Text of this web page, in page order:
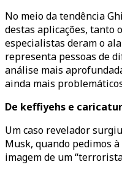
No meio da tendência
destas aplicações, tanto
especialistas deram o
representa pessoas de
análise mais
ainda mais
De keffiyehs e
Um caso revelador
Musk, quando pedimos
imagem de um